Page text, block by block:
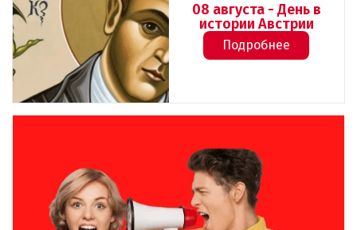
08 августа - День в
истории Австрии
Подробнее